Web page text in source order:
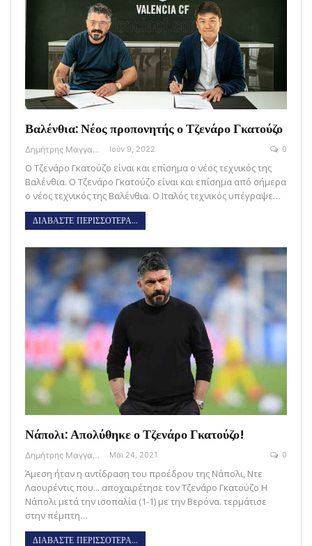
Βαλένθια: Νέος προπονητής ο Τζενάρο Γκατούζο
Δημήτρης Μαγγανάρης Ιούν 9, 2022 0
Ο Τζενάρο Γκατούζο είναι και επίσημα ο νέος τεχνικός της
Βαλένθια. Ο Τζενάρο Γκατούζο είναι και επίσημα από σήμερα
ο νέος τεχνικός της Βαλένθια. Ο Ιταλός τεχνικός υπέγραψε…
ΔΙΑΒΑΣΤΕ ΠΕΡΙΣΣΟΤΕΡΑ...
Νάπολι: Απολύθηκε ο Τζενάρο Γκατούζο!
Δημήτρης Μαγγανάρης Μάι 24, 2021 0
Άμεση ήταν η αντίδραση του προέδρου της Νάπολι, Ντε
Λαουρέντις που... αποχαιρέτησε τον Τζενάρο Γκατούζο Η
Νάπολι μετά την ισοπαλία (1-1) με την Βερόνα. τερμάτισε
στην πέμπτη…
ΔΙΑΒΑΣΤΕ ΠΕΡΙΣΣΟΤΕΡΑ...